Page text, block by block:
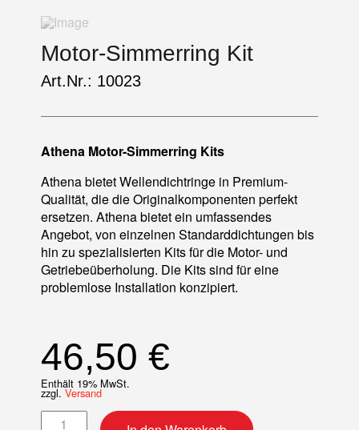
Motor-Simmerring Kit
Art.Nr.: 10023
Athena Motor-Simmerring Kits
Athena bietet Wellendichtringe in Premium-
Qualität, die die Originalkomponenten perfekt
ersetzen. Athena bietet ein umfassendes
Angebot, von einzelnen Standarddichtungen bis
hin zu spezialisierten Kits für die Motor- und
Getriebeüberholung. Die Kits sind für eine
problemlose Installation konzipiert.
46,50 €
Enthält 19% MwSt.
zzgl. Versand
Motor-Simmerring Kit Menge